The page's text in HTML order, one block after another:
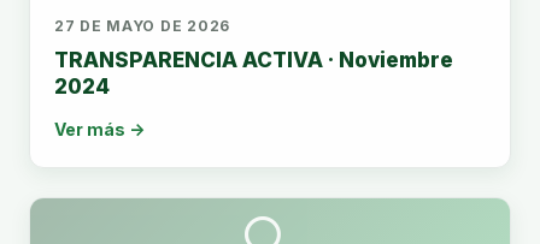
27 DE MAYO DE 2026
TRANSPARENCIA ACTIVA · Noviembre
2024
Ver más →